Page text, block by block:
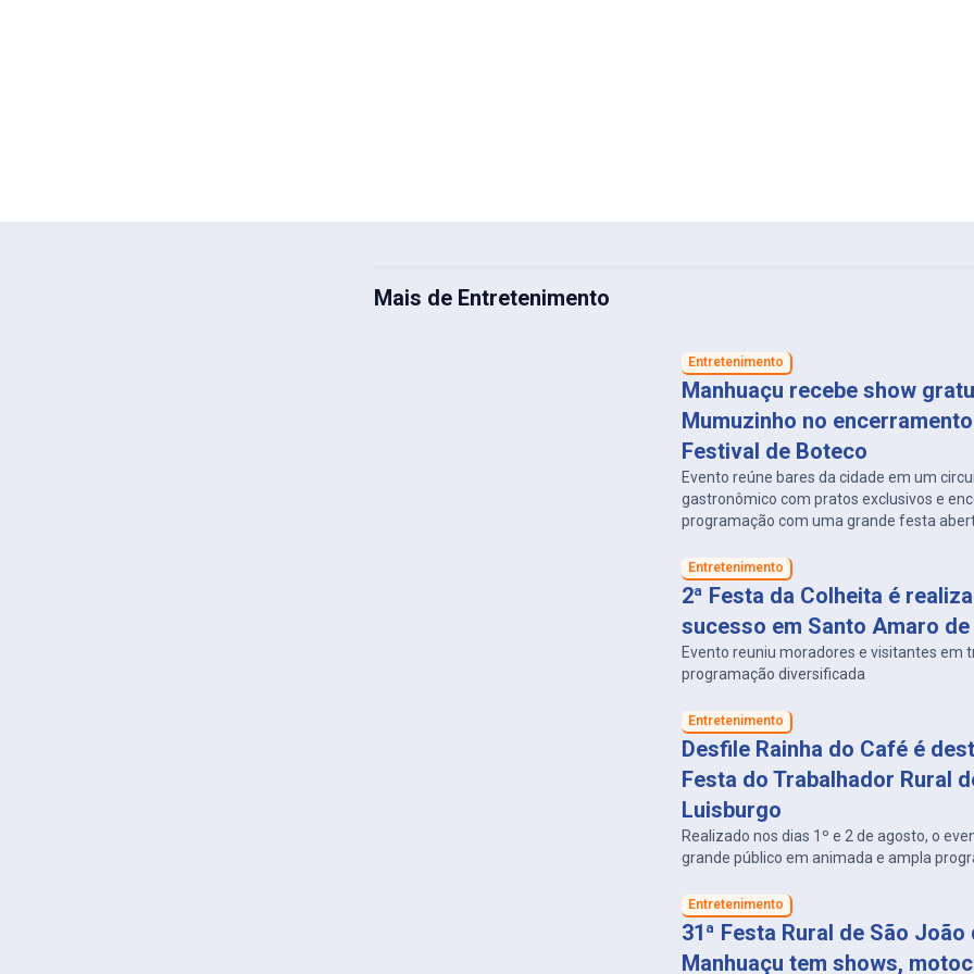
Mais de Entretenimento
Entretenimento
Manhuaçu recebe show
Mumuzinho no
Festival de Boteco
Evento reúne bares da cidade em um
gastronômico com pratos exclusivos e
programação com uma grande festa
Entretenimento
2ª Festa da Colheita é
sucesso em Santo Amaro de
Evento reuniu moradores e visitantes em
programação diversificada
Entretenimento
Desfile Rainha do Café é
Festa do Trabalhador Rural
Luisburgo
Realizado nos dias 1º e 2 de agosto, o
grande público em animada e ampla
Entretenimento
31ª Festa Rural de São João
Manhuaçu tem shows,